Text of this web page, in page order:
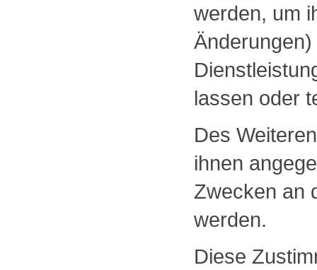
werden, um
lassen oder
Des
ihnen
Zwecken an
werden.
Diese